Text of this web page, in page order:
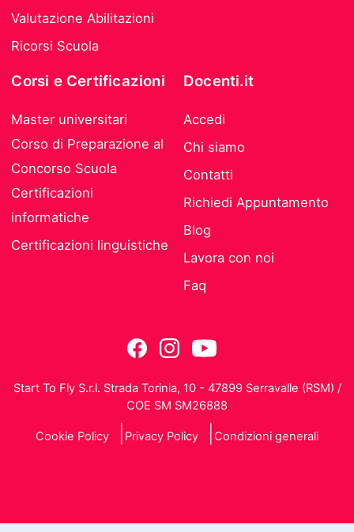
Valutazione Abilitazioni
Ricorsi Scuola
Corsi e Certificazioni
Master universitari
Corso di Preparazione al
Concorso Scuola
Certificazioni
informatiche
Certificazioni linguistiche
Docenti.it
Accedi
Chi siamo
Contatti
Richiedi Appuntamento
Blog
Lavora con noi
Faq
Start To Fly S.r.l. Strada Torinia, 10 - 47899 Serravalle (RSM) /
COE SM SM26888
Cookie Policy Privacy Policy Condizioni generali